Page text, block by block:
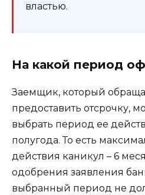
властью.
На какой период
Заемщик, который
предоставить отсрочку,
выбрать период ее
полугода. То есть
действия каникул – 6
одобрения заявления
выбранный период не